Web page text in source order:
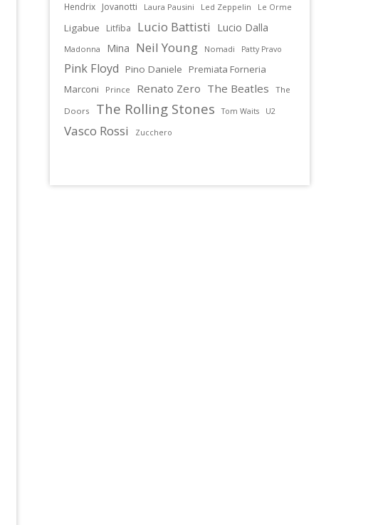
Hendrix
Jovanotti Laura Pausini Led Zeppelin Le Orme
Ligabue Litfiba Lucio Battisti Lucio Dalla
Madonna Mina Neil Young Nomadi Patty Pravo
Pink Floyd Pino Daniele
Premiata Forneria
Marconi
Prince Renato Zero The Beatles
The
Doors
The Rolling Stones Tom Waits U2
Vasco Rossi Zucchero